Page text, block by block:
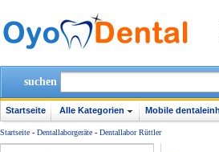
suchen
Startseite Alle Kategorien Mobile
Startseite - Dentallaborgeräte - Dentallabor Rüttler